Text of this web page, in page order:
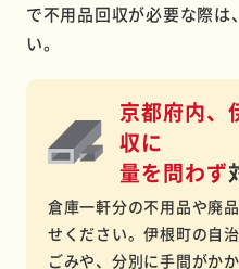
で不用品回収が必要な際
い。
京都府内、
収に
量を問わず
倉庫一軒分の不用品や廃
せください。伊根町の自
ごみや、分別に手間がか